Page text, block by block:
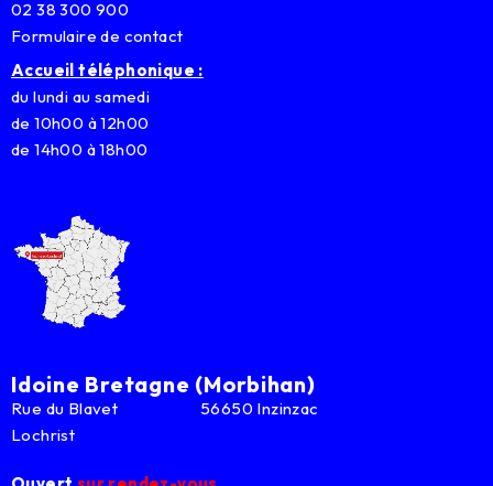
02 38 300 900
Formulaire de contact
Accueil téléphonique :
du lundi au samedi
de 10h00 à 12h00
de 14h00 à 18h00
Idoine Bretagne (Morbihan)
Rue du Blavet 56650 Inzinzac
Lochrist